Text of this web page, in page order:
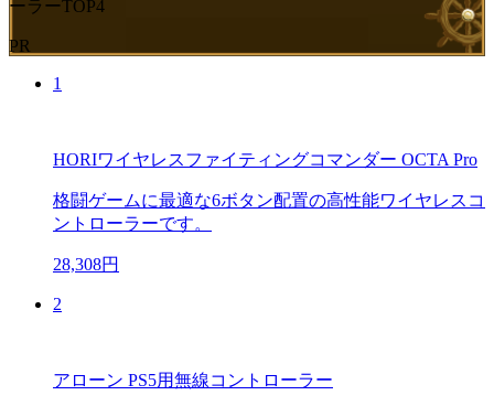
ーラーTOP4
PR
1
HORIワイヤレスファイティングコマンダー OCTA Pro
格闘ゲームに最適な6ボタン配置の高性能ワイヤレスコ
ントローラーです。
28,308円
2
アローン PS5用無線コントローラー